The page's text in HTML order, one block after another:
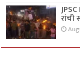
रांची